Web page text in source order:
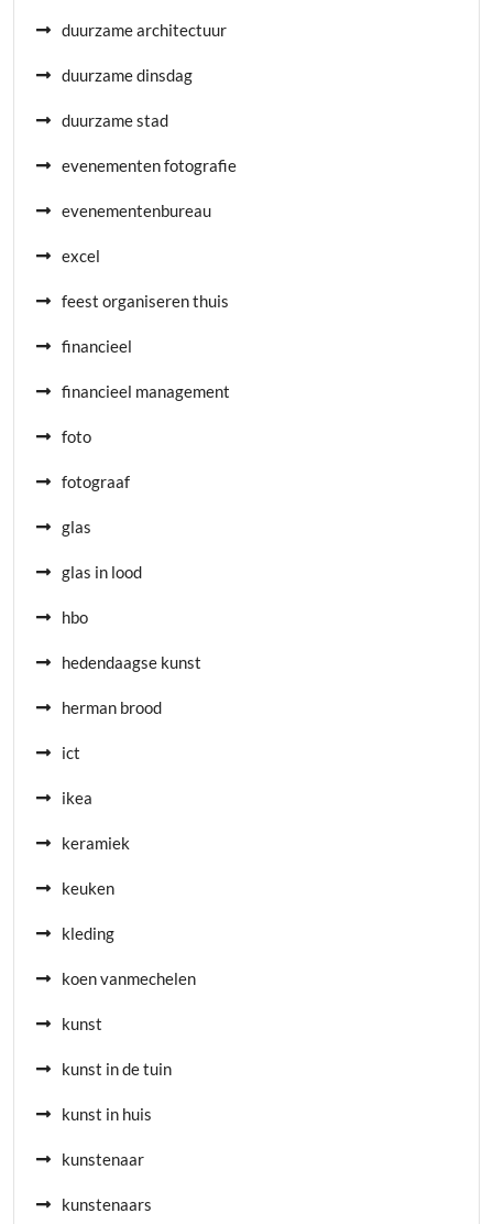
duurzame architectuur
duurzame dinsdag
duurzame stad
evenementen fotografie
evenementenbureau
excel
feest organiseren thuis
financieel
financieel management
foto
fotograaf
glas
glas in lood
hbo
hedendaagse kunst
herman brood
ict
ikea
keramiek
keuken
kleding
koen vanmechelen
kunst
kunst in de tuin
kunst in huis
kunstenaar
kunstenaars